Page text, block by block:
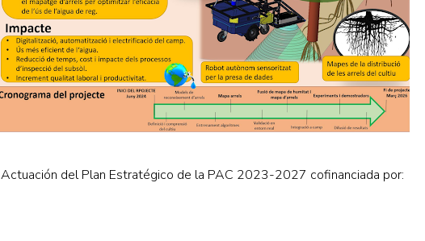
Actuación del Plan Estratégico de la PAC 2023-2027 cofinanciada por: